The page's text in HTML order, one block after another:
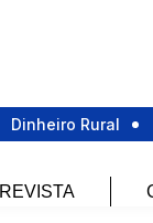
Dinheiro Rural
REVISTA